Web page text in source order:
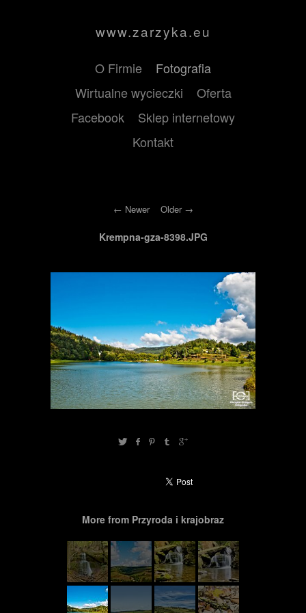
www.zarzyka.eu
O Firmie
Fotografia
Wirtualne wycieczki
Oferta
Facebook
Sklep internetowy
Kontakt
Newer Older
Krempna-gza-8398.JPG
More from Przyroda i krajobraz